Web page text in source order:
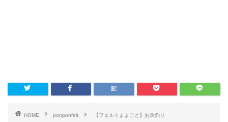
HOME ponponfelt 【フェルトままごと】お魚釣り